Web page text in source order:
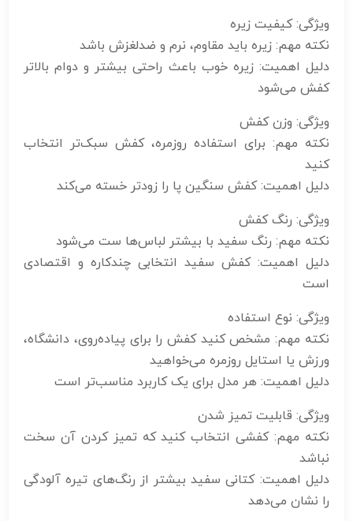
ویژگی: کیفیت زیره
نکته مهم: زیره باید مقاوم، نرم و ضدلغزش باشد
دلیل اهمیت: زیره خوب باعث راحتی بیشتر و دوام بالاتر
کفش می‌شود
ویژگی: وزن کفش
نکته مهم: برای استفاده روزمره، کفش سبک‌تر انتخاب
کنید
دلیل اهمیت: کفش سنگین پا را زودتر خسته می‌کند
ویژگی: رنگ کفش
نکته مهم: رنگ سفید با بیشتر لباس‌ها ست می‌شود
دلیل اهمیت: کفش سفید انتخابی چندکاره و اقتصادی
است
ویژگی: نوع استفاده
نکته مهم: مشخص کنید کفش را برای پیاده‌روی، دانشگاه،
ورزش یا استایل روزمره می‌خواهید
دلیل اهمیت: هر مدل برای یک کاربرد مناسب‌تر است
ویژگی: قابلیت تمیز شدن
نکته مهم: کفشی انتخاب کنید که تمیز کردن آن سخت
نباشد
دلیل اهمیت: کتانی سفید بیشتر از رنگ‌های تیره آلودگی
را نشان می‌دهد